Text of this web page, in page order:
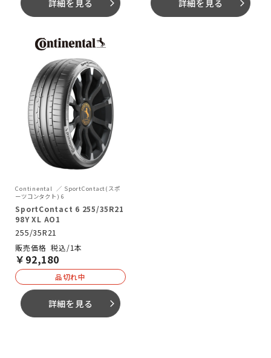
詳細を見る arrow_forward_ios 詳細を見る arrow_forward_ios
Continental
SportContact(スポ
ーツコンタクト) 6
SportContact 6 255/35R21
98Y XL AO1
255/35R21
税込/1本
￥ 92,180
品切れ中
詳細を見る arrow_forward_ios